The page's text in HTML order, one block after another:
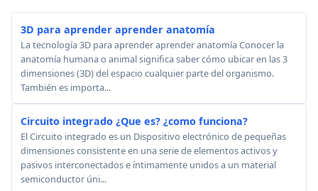
3D para aprender aprender anatomía
La tecnología 3D para aprender aprender anatomía Conocer la
anatomía humana o animal significa saber cómo ubicar en las 3
dimensiones (3D) del espacio cualquier parte del organismo.
También es importa...
Circuito integrado ¿Que es? ¿como funciona?
El Circuito integrado es un Dispositivo electrónico de pequeñas
dimensiones consistente en una serie de elementos activos y
pasivos interconectados e íntimamente unidos a un material
semiconductor úni...